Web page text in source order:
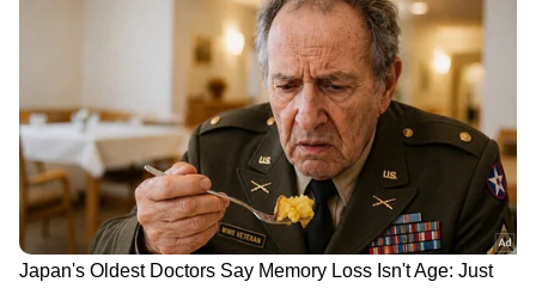
DOWNLOAD APP
RECOMMENDED STORIES